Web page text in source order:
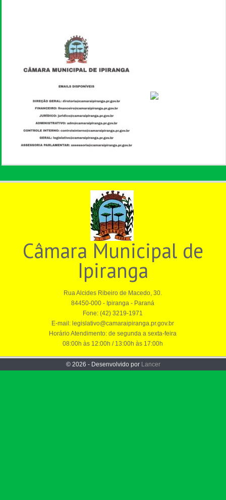
Câmara Municipal de
Ipiranga
Rua Alcides Ribeiro de Macedo, 30.
84450-000 - Ipiranga - Paraná
Fone: (42) 3219-1971
E-mail: legislativo@camaraipiranga.pr.gov.br
Horário Atendimento: de segunda a sexta-feira
08:00h às 12:00h / 13:00h às 17:00h
© 2026 - Desenvolvido por Lancer